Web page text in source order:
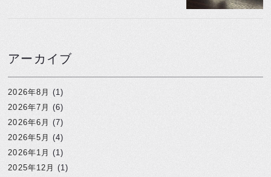
アーカイブ
2026年8月 (1)
2026年7月 (6)
2026年6月 (7)
2026年5月 (4)
2026年1月 (1)
2025年12月 (1)